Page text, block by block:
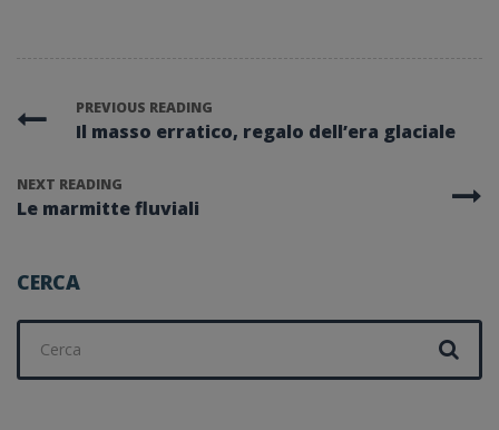
PREVIOUS READING
Il masso erratico, regalo dell’era glaciale
NEXT READING
Le marmitte fluviali
CERCA
per: